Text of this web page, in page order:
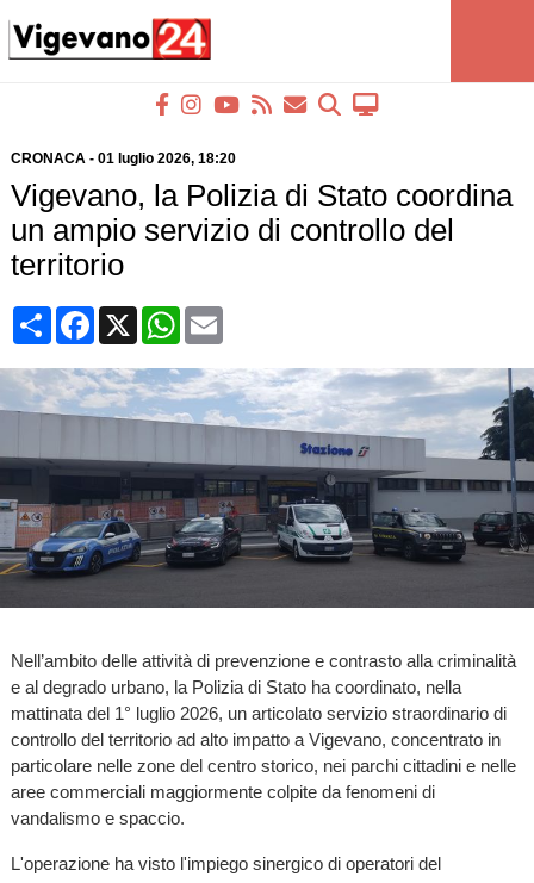
CRONACA- 01 luglio 2026, 18:20
Vigevano, la Polizia di Stato coordina
un ampio servizio di controllo del
territorio
CondividiFacebook
X WhatsApp
Email
Nell’ambito delle attività di prevenzione e contrasto alla criminalità
e al degrado urbano, la Polizia di Stato ha coordinato, nella
mattinata del 1° luglio 2026, un articolato servizio straordinario di
controllo del territorio ad alto impatto a Vigevano, concentrato in
particolare nelle zone del centro storico, nei parchi cittadini e nelle
aree commerciali maggiormente colpite da fenomeni di
vandalismo e spaccio.
L'operazione ha visto l'impiego sinergico di operatori del